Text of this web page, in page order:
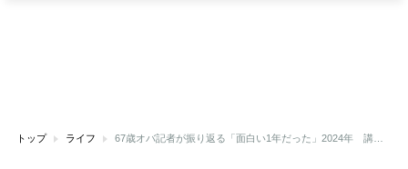
トップ ライフ 67歳オバ記者が振り返る「面白い1年だった」2024年 講演会に元受刑者“乱入”からまさかの地上波出演、茨城への原チャ旅まで